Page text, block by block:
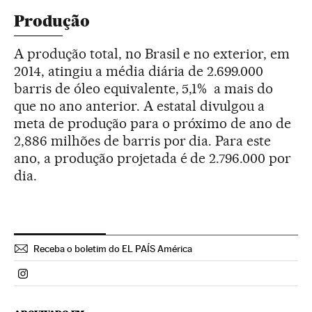
Produção
A produção total, no Brasil e no exterior, em
2014, atingiu a média diária de 2.699.000
barris de óleo equivalente, 5,1% a mais do
que no ano anterior. A estatal divulgou a
meta de produção para o próximo de ano de
2,886 milhões de barris por dia. Para este
ano, a produção projetada é de 2.796.000 por
dia.
Receba o boletim do EL PAÍS América
Politica El País Brasil en Instagram